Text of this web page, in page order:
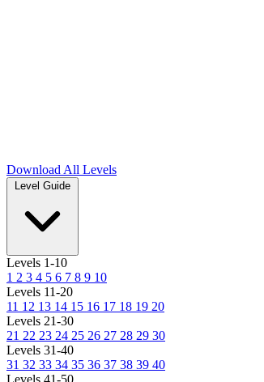
Download All Levels
Level Guide
Levels 1-10
1 2 3 4 5 6 7 8 9 10
Levels 11-20
11 12 13 14 15 16 17 18 19 20
Levels 21-30
21 22 23 24 25 26 27 28 29 30
Levels 31-40
31 32 33 34 35 36 37 38 39 40
Levels 41-50